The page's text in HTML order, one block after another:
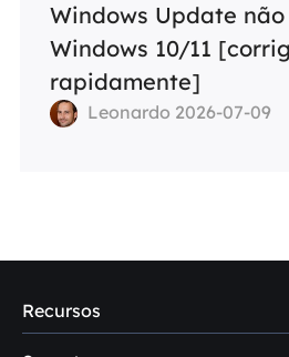
Windows Update
Windows 10/11
rapidamente]
Leonardo 2026-07-09
Recursos